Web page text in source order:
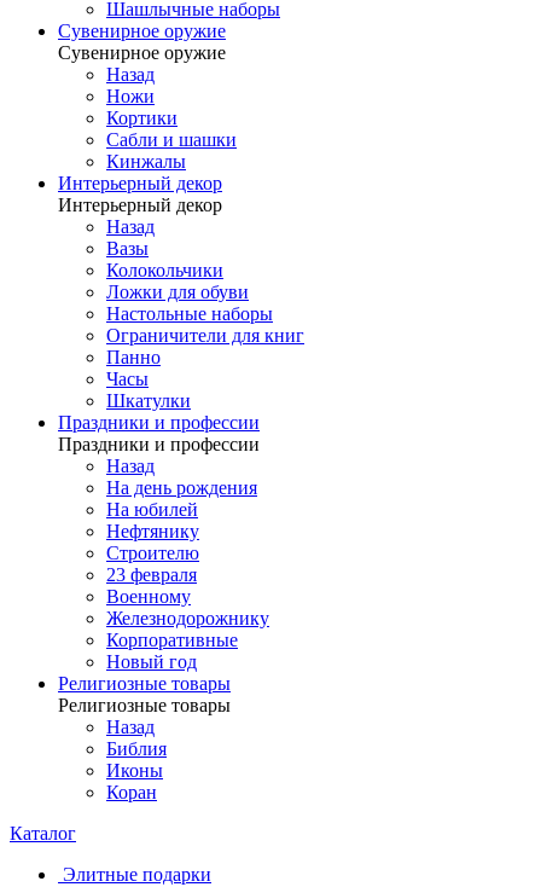
Шашлычные наборы
Сувенирное оружие
Сувенирное оружие
Назад
Ножи
Кортики
Сабли и шашки
Кинжалы
Интерьерный декор
Интерьерный декор
Назад
Вазы
Колокольчики
Ложки для обуви
Настольные наборы
Ограничители для книг
Панно
Часы
Шкатулки
Праздники и профессии
Праздники и профессии
Назад
На день рождения
На юбилей
Нефтянику
Строителю
23 февраля
Военному
Железнодорожнику
Корпоративные
Новый год
Религиозные товары
Религиозные товары
Назад
Библия
Иконы
Коран
Каталог
Элитные подарки